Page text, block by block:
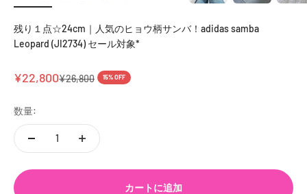
残り１点☆24cm｜人気のヒョウ柄サンバ！adidas samba
Leopard (JI2734) セール対象*
セール価格
¥22,800通常価格
¥26,800 15% OFF
数量:
カートに追加